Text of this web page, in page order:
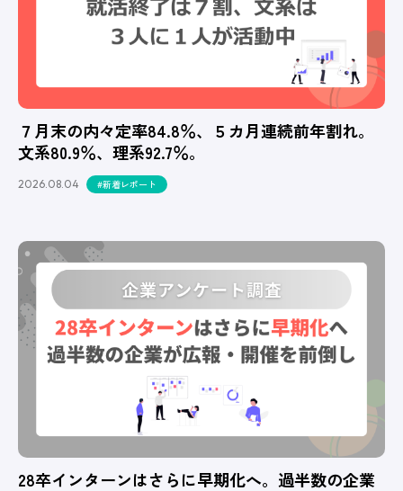
７月末の内々定率84.8％、５カ月連続前年割れ。
文系80.9％、理系92.7％。
2026.08.04 #新着レポート
28卒インターンはさらに早期化へ。過半数の企業